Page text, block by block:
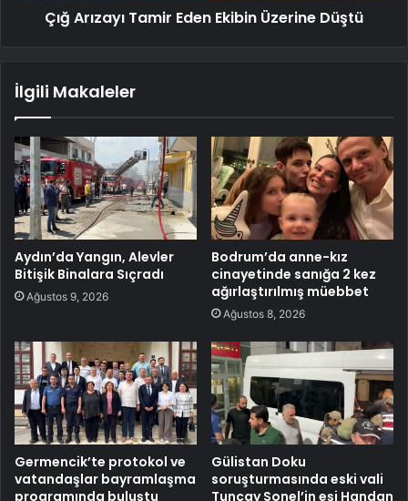
Çığ Arızayı Tamir Eden Ekibin Üzerine Düştü
İlgili Makaleler
Aydın’da Yangın, Alevler
Bitişik Binalara Sıçradı
Ağustos 9, 2026
Bodrum’da anne-kız
cinayetinde sanığa 2 kez
ağırlaştırılmış müebbet
Ağustos 8, 2026
Germencik’te protokol ve
vatandaşlar bayramlaşma
programında buluştu
Gülistan Doku
soruşturmasında eski vali
Tuncay Sonel’in eşi Handan